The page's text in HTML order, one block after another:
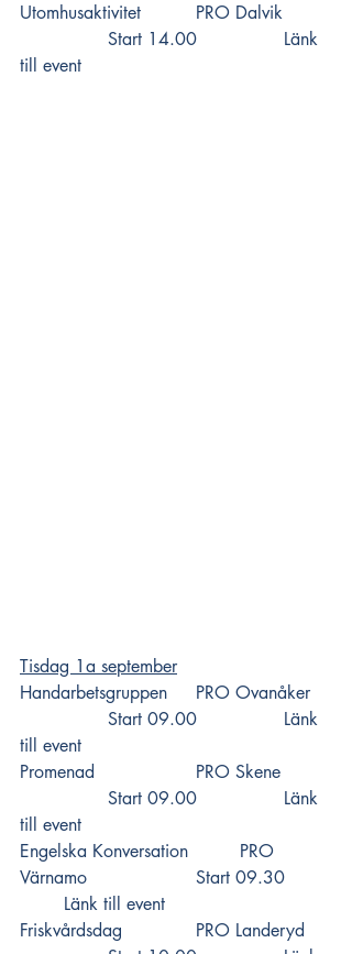
Utomhusaktivitet 		PRO Dalvik
Länk
till event
Tisdag 1a september
Handarbetsgruppen 	PRO Ovanåker
Länk
till event
Promenad 			PRO Skene
Länk
till event
Engelska Konversation 	PRO
Värnamo  			Start 09.30
Länk till event
Friskvårdsdag 		PRO Landeryd